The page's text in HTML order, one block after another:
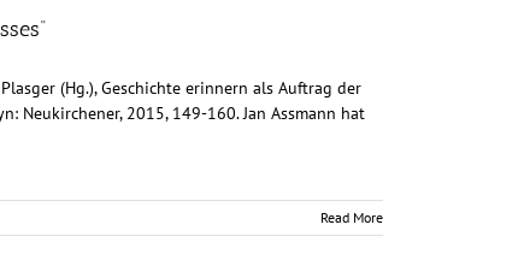
(Hg.), Geschichte erinnern als Auftrag der
Neukirchener, 2015, 149-160. Jan Assmann hat
Read More